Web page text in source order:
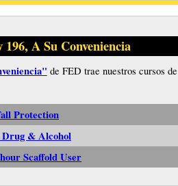
A Su Conveniencia
de FED trae nuestros cursos
Protection
& Alcohol
Scaffold User